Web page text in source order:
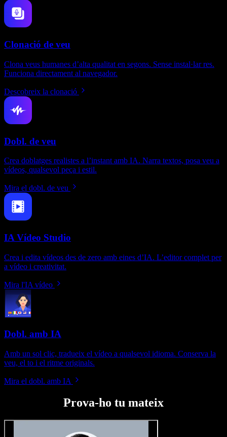
Clonació de veu
Clona veus humanes d’alta qualitat en segons. Sense instal·lar res.
Funciona directament al navegador.
Descobreix la clonació
Dobl. de veu
Crea doblatges realistes a l’instant amb IA. Narra textos, posa veu a
vídeos, qualsevol peça i estil.
Mira el dobl. de veu
IA Vídeo Studio
Crea i edita vídeos des de zero amb eines d’IA. L’editor complet per
a vídeo i creativitat.
Mira l'IA vídeo
Dobl. amb IA
Amb un sol clic, tradueix el vídeo a qualsevol idioma. Conserva la
veu, el to i el ritme originals.
Mira el dobl. amb IA
Prova-ho tu mateix